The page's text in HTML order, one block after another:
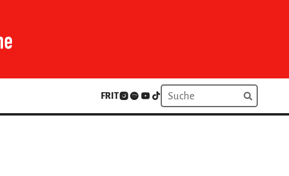
FRIT